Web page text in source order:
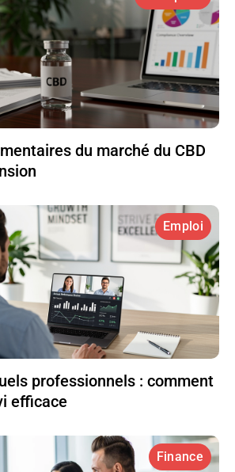
du marché du CBD
Emploi
professionnels : comment
efficace
Finance